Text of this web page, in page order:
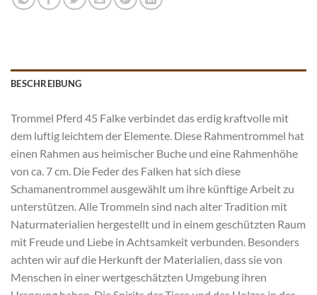
BESCHREIBUNG
Trommel Pferd 45 Falke verbindet das erdig kraftvolle mit
dem luftig leichtem der Elemente. Diese Rahmentrommel hat
einen Rahmen aus heimischer Buche und eine Rahmenhöhe
von ca. 7 cm. Die Feder des Falken hat sich diese
Schamanentrommel ausgewählt um ihre künftige Arbeit zu
unterstützen. Alle Trommeln sind nach alter Tradition mit
Naturmaterialien hergestellt und in einem geschützten Raum
mit Freude und Liebe in Achtsamkeit verbunden. Besonders
achten wir auf die Herkunft der Materialien, dass sie von
Menschen in einer wertgeschätzten Umgebung ihren